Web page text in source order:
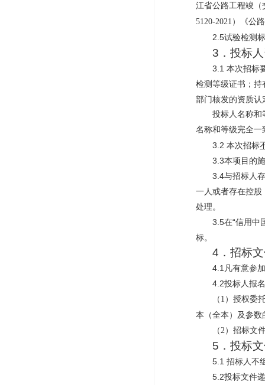
江省公路工程竣（
5120-2021）
《公
2.5试验检测
3．投标
3.1 本次招标
检测等级证书；持
部门核发的资质认
投标人名称和
名称和等级完全一
3.2 本次招标
3.3本项目的
3.4与招标人
一人或者存在控股
处理。
3.5在“信用中
标。
4．招标
4.1凡有意参
4.2投标人报
（ 1） 授权委
本（全本）及参数
（2） 招标文
5．投标
5.1 招标人不
5. 2投标文件